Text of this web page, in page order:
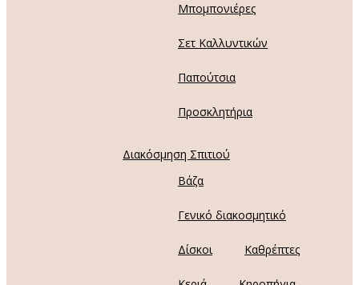
Μπομπονιέρες
Σετ Καλλυντικών
Παπούτσια
Προσκλητήρια
Διακόσμηση Σπιτιού
Βάζα
Γενικό διακοσμητικό
Δίσκοι Καθρέπτες